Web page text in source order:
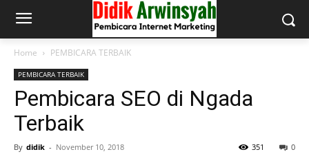
Home PEMBICARA TERBAIK
PEMBICARA TERBAIK
Pembicara SEO di Ngada
Terbaik
By didik - November 10, 2018 0
351